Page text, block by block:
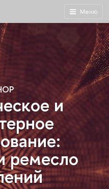
Меню
и
ремесло